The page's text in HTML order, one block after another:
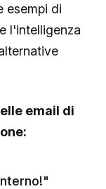
esempi di
l'intelligenza
email di